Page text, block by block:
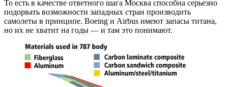
То есть в качестве ответного шага Москва способна серьезно
подорвать возможности западных стран производить
самолеты в принципе. Boeing и Airbus имеют запасы титана,
но их не хватит на годы — и там это понимают.